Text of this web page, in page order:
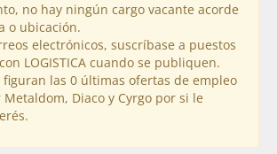
no hay ningún cargo vacante acorde
o ubicación.
electrónicos, suscríbase a puestos
LOGISTICA cuando se publiquen.
las 0 últimas ofertas de empleo
Diaco y Cyrgo por si le